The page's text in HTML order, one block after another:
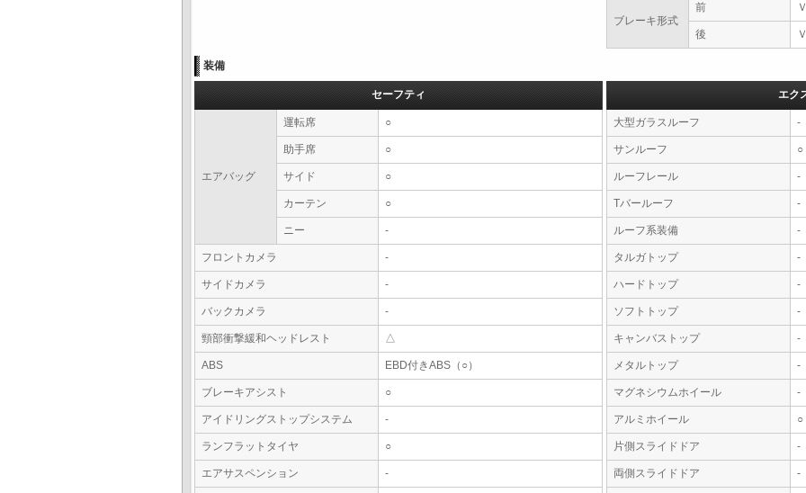
ブレーキ形式
前
後
装備
セーフティ
エアバッグ
運転席 ○
助手席 ○
サイド ○
カーテン ○
ニー -
フロントカメラ -
サイドカメラ -
バックカメラ -
頸部衝撃緩和ヘッドレスト △
ABS EBD付きABS（○）
ブレーキアシスト ○
アイドリングストップシステム -
ランフラットタイヤ ○
エアサスペンション -
エク
大型ガラスルーフ -
サンルーフ ○
ルーフレール -
Tバールーフ -
ルーフ系装備 -
タルガトップ -
ハードトップ -
ソフトトップ -
キャンバストップ -
メタルトップ -
マグネシウムホイール -
アルミホイール ○
片側スライドドア -
両側スライドドア -